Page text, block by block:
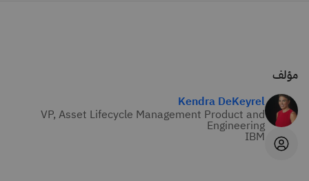
مؤلف
Kendra DeKeyrel
VP, Asset Lifecycle Management Product and
Engineering
IBM